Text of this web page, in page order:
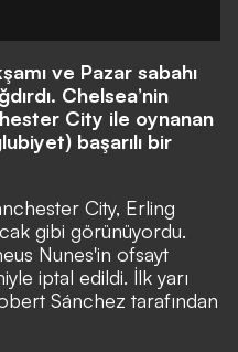
ve Pazar sabahı
Chelsea’nin
City ile oynanan
başarılı bir
City, Erling
gibi görünüyordu.
Nunes'in ofsayt
iptal edildi. İlk yarı
Sánchez tarafından